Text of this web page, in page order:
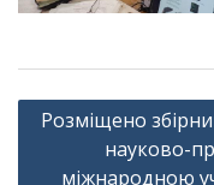
Навігація
Розміщено
науково-
міжнародною